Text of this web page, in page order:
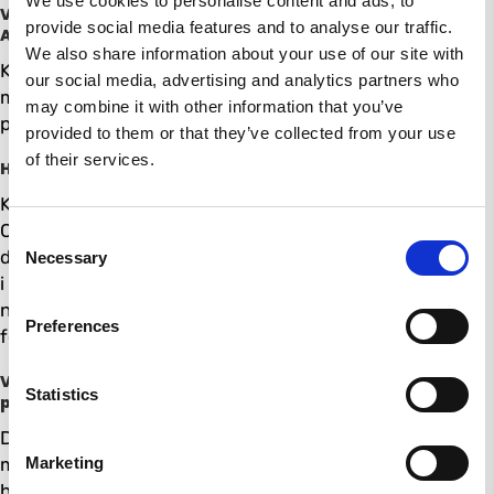
provide social media features and to analyse our traffic.
We also share information about your use of our site with
our social media, advertising and analytics partners who
may combine it with other information that you’ve
provided to them or that they’ve collected from your use
of their services.
C
o
s
e
e
l
Necessary
Preferences
Statistics
Marketing
Vilka slags ingredienser innehåller Klass
Aktiv Extrem?
Klass Aktiv Extrem består av nötkött, syrade
mejeriprodukter, spannmål (havre, vete, korn),
potatismjöl, linfrö, melass och mineralämnen.
Hur bör Klass Aktiv Extrem förvaras?
Klass Aktiv Extrem bör förvaras i frysen inställd på -18
C eller kallare och tinas innan utfodring. Den håller i ett
dygn i kyl efter upptining. Förvara ej Klass Aktiv Extrem
i plastförpackningen efter upptining. Hållbarheten är
nio månader efter tillverkningsdatumet angivet på
förpackningen.
Vad är den rekommenderade
portionsstorleken för Klass Aktiv Extrem?
Den exakta doseringen av Klass Aktiv Extrem beror
mycket på din hund. Saker som ålder, aktivitetsgrad,